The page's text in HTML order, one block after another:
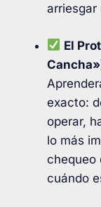
arriesgar
El
exacto:
operar,
lo más
chequeo
cuándo